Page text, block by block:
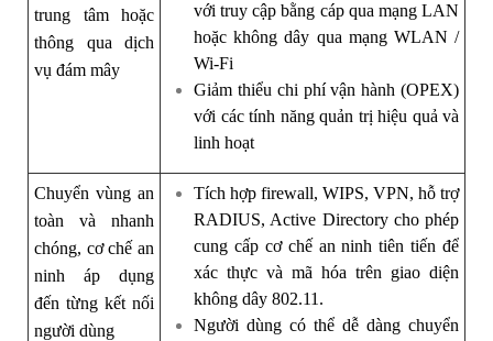
trung tâm hoặc
thông qua dịch
vụ đám mây
với truy cập bằng cáp qua mạng LAN
hoặc không dây qua mạng WLAN /
Wi-Fi
Giảm thiểu chi phí vận hành (OPEX)
với các tính năng quản trị hiệu quả và
linh hoạt
Chuyển vùng an
toàn và nhanh
chóng, cơ chế an
ninh áp dụng
đến từng kết nối
người dùng
Tích hợp firewall, WIPS, VPN, hỗ trợ
RADIUS, Active Directory cho phép
cung cấp cơ chế an ninh tiên tiến để
xác thực và mã hóa trên giao diện
không dây 802.11.
Người dùng có thể dễ dàng chuyển